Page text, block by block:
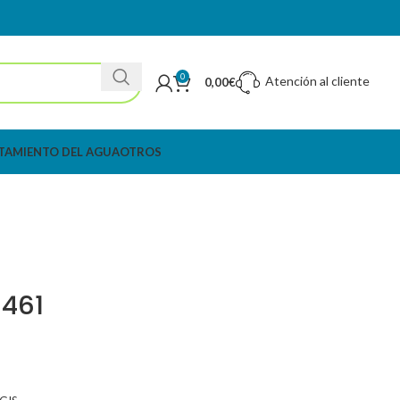
0 0,00€ Atención al cliente
DEL AGUAOTROS